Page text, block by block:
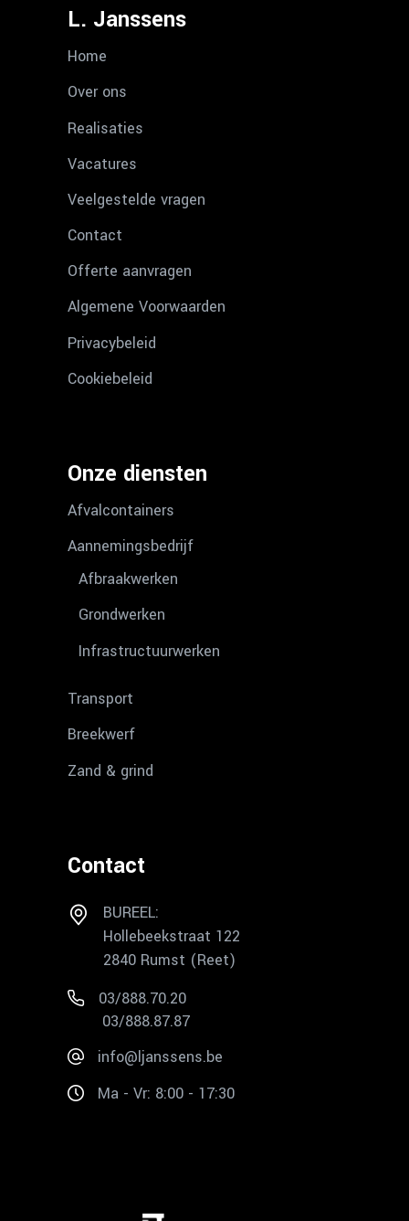
L. Janssens
Home
Over ons
Realisaties
Vacatures
Veelgestelde vragen
Contact
Offerte aanvragen
Algemene Voorwaarden
Privacybeleid
Cookiebeleid
Onze diensten
Afvalcontainers
Aannemingsbedrijf
Afbraakwerken
Grondwerken
Infrastructuurwerken
Transport
Breekwerf
Zand & grind
Contact
BUREEL:
Hollebeekstraat 122
2840 Rumst (Reet)
03/888.70.20
03/888.87.87
info@ljanssens.be
Ma - Vr: 8:00 - 17:30